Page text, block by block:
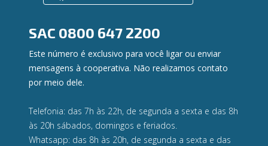
Ouvidoria
SAC 0800 647 2200
Este número é exclusivo para você ligar ou enviar
mensagens à cooperativa. Não realizamos contato
por meio dele.
Telefonia: das 7h às 22h, de segunda a sexta e das 8h
às 20h sábados, domingos e feriados.
Whatsapp: das 8h às 20h, de segunda a sexta e das